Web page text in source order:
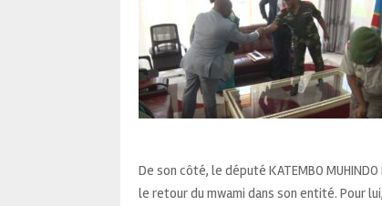
De son côté, le député KATEMBO
le retour du mwami dans son entité. Pour